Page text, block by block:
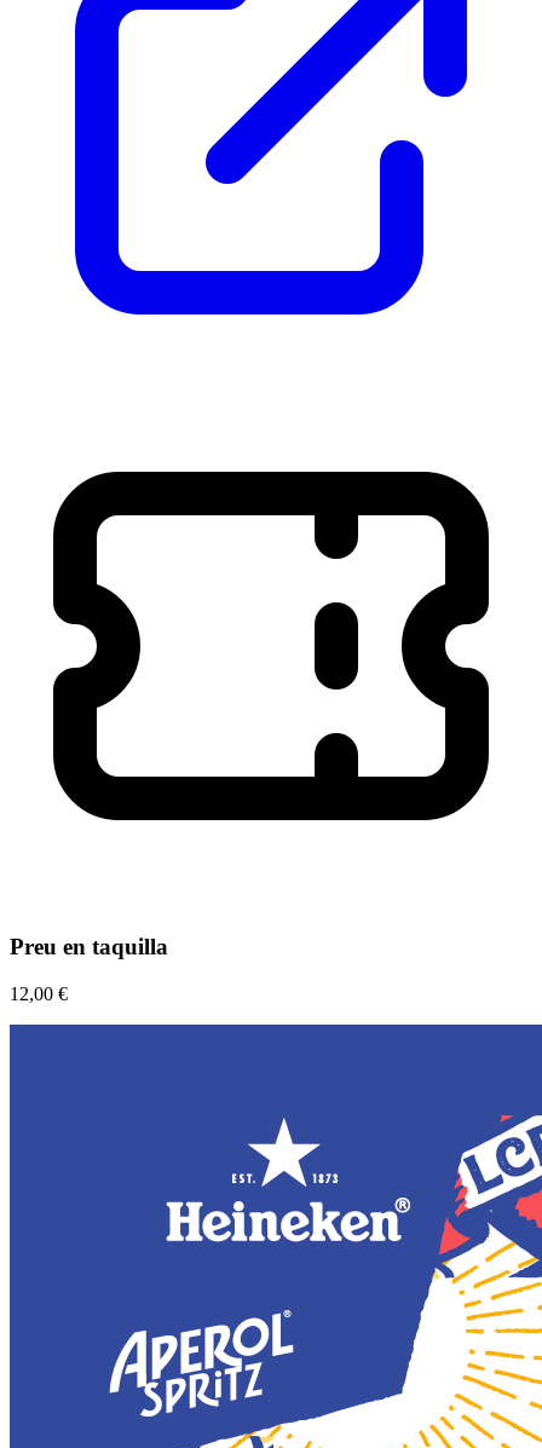
Preu en taquilla
12,00 €